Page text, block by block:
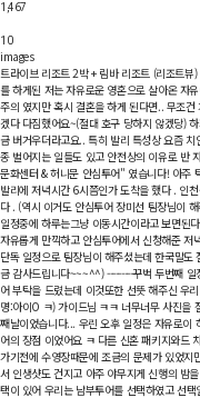
1,467
10
images
트라이브 리조트 2박 + 림바 리조트 (리조트
를 하게된 저는 자유로운 영혼으로 살아온 자
주의 였지만 혹시 결혼을 하게 된다면.. 무조
겠다 다짐했어요~(절대 호구 당하지 않겠당)
금 버거우더라고요.. 특히 발리 특성상 요즘
종 벌어지는 일들도 있고 안전상의 이유로 반
문화센터 & 허니문 안심투어" 였습니다! 아주
발리에 저녁시간 6시쯤인가 도착을 했다 . 인
다 . (역시 이거도 안심투어 장미선 팀장님이
일정중에 하루는그냥 이동시간이라고 보면된
자유롭게 만끽하고 안심투어에서 신청해준
단독 일정으로 팀장님이 해주셨는데 한국말
금 감사드립니다~~~^^) ---------꾸벅 두번째
어 부탁을 드렸는데 이것또한 선뜻 해주신 우
명:아이O ㅋ) 가이드님 ㅋㅋ 너무너무 사진을
째날이었습니다... 우린 오후 일정은 자유로이
어의 장점 이었어요 ㅋ 다른 신혼 패키지와드
가기전에 수영장때문에 조금의 문제가 있었지
서 인생샷도 건지고 아주 야무지게 신행의 밤
택이 있어 우리는 남부투어를 선택하였고 선